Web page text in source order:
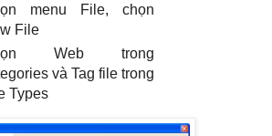
menu File, chọn
File
Web trong
và Tag file trong
Types